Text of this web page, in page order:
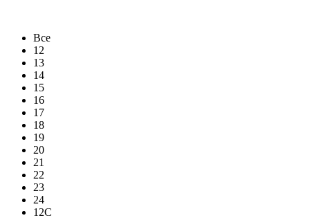
Все
12
13
14
15
16
17
18
19
20
21
22
23
24
12C